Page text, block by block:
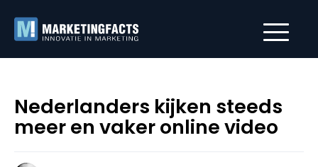
Nederlanders kijken steeds
meer en vaker online video